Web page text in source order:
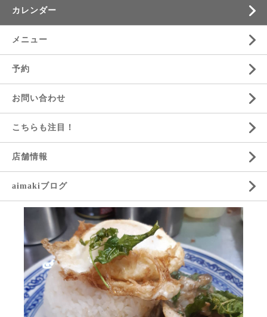
カレンダー
メニュー
予約
お問い合わせ
こちらも注目！
店舗情報
aimakiブログ